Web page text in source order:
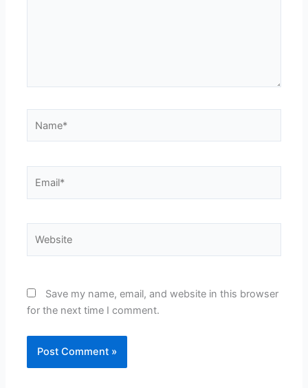
Save my name, email, and website in this browser
for the next time I comment.